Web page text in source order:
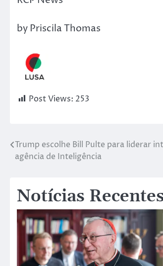
by Priscila Thomas
Post Views: 253
Trump escolhe Bill Pulte para liderar
agência de Inteligência
Notícias